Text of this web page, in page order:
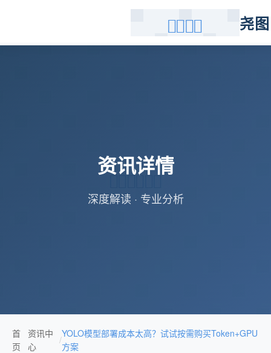
尧
资讯详情
深度解读 · 专业分析
首
页
资讯中
心
/
YOLO模型部署成本太高？试试按需购买Token+GPU
方案